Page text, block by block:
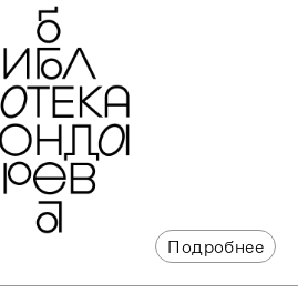
Подробнее